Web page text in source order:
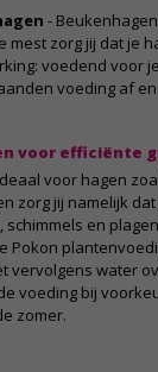
-
mest zorg jij dat je
voedend voor
voeding af
voor efficiënte
voor hagen
zorg jij namelijk
en
Pokon
vervolgens water
voeding bij
zomer.